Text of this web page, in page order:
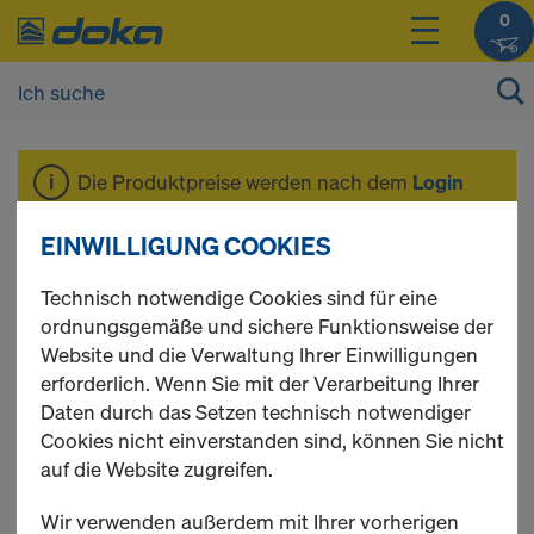
0
Die Produktpreise werden nach dem Login
angezeigt.
Horizontale
Tragelemente
EINWILLIGUNG COOKIES
Technisch notwendige Cookies sind für eine
ordnungsgemäße und sichere Funktionsweise der
Website und die Verwaltung Ihrer Einwilligungen
erforderlich. Wenn Sie mit der Verarbeitung Ihrer
Daten durch das Setzen technisch notwendiger
Cookies nicht einverstanden sind, können Sie nicht
auf die Website zugreifen.
Wir verwenden außerdem mit Ihrer vorherigen